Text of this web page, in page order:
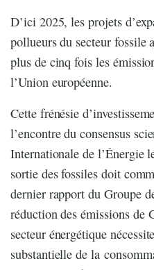
D’ici 2025, les projets
pollueurs du secteur fossile
plus de cinq fois les
l’Union européenne.
Cette frénésie
l’encontre du consensus
Internationale de l’Énergie
sortie des fossiles doit
dernier rapport du Groupe
réduction des émissions de
secteur énergétique
substantielle de la